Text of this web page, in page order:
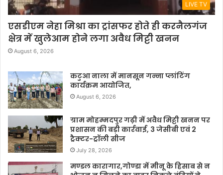
LIVE TV
एसडीएम नेहा मिश्रा का ट्रांसफर होते ही करनैलगंज
क्षेत्र में खुलेआम होने लगा अवैध मिट्टी खनन
August 6, 2026
कटुआ नाला में मानसून गन्ना प्लांटिंग
कार्यक्रम आयोजित,
August 6, 2026
ग्राम मोहम्मदपुर गढ़ी में अवैध मिट्टी खनन पर
प्रशासन की बड़ी कार्रवाई, 3 जेसीबी एवं 2
ट्रैक्टर-ट्रॉली सीज
July 28, 2026
मण्डल कारागार,गोण्डा में मीनू के हिसाब से न